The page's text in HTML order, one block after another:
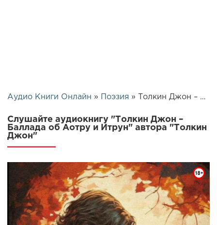
Аудио Книги Онлайн » Поэзия » Толкин Джон – Баллада об Аотру и Итрун | 25432
Слушайте аудиокнигу "Толкин Джон –
Баллада об Аотру и Итрун" автора "Толкин
Джон"